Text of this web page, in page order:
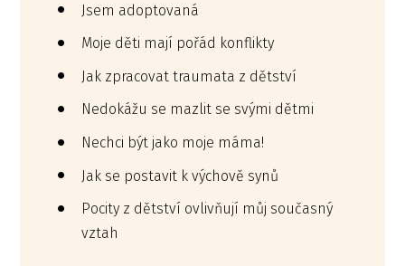
Jsem adoptovaná
Moje děti mají pořád konflikty
Jak zpracovat traumata z dětství
Nedokážu se mazlit se svými dětmi
Nechci být jako moje máma!
Jak se postavit k výchově synů
Pocity z dětství ovlivňují můj současný
vztah